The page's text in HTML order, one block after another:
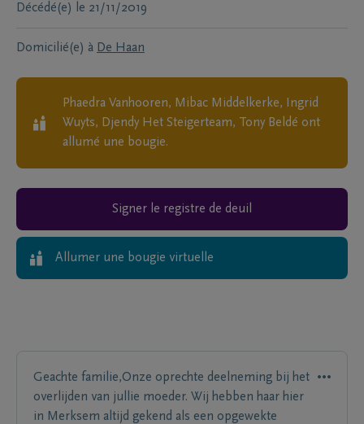
Décédé(e) le 21/11/2019
Domicilié(e) à De Haan
Phaedra Vanhooren, Mibac Middelkerke, Ingrid
Wuyts, Djendy Het Steigerteam, Tony Beldé ont
allumé une bougie.
Signer le registre de deuil
Allumer une bougie virtuelle
Geachte familie,Onze oprechte deelneming bij het
overlijden van jullie moeder. Wij hebben haar hier
in Merksem altijd gekend als een opgewekte